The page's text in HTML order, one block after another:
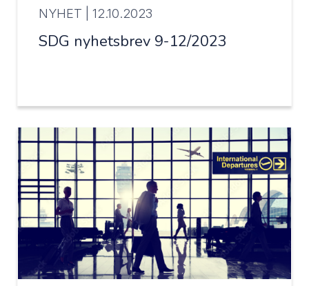
NYHET | 12.10.2023
SDG nyhetsbrev 9-12/2023